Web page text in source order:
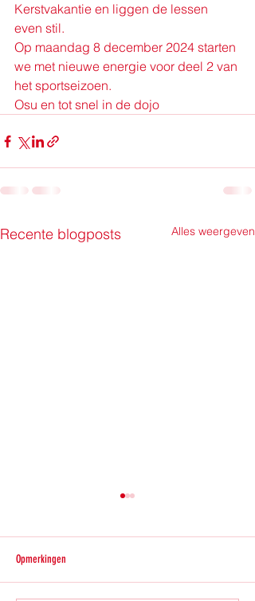
Kerstvakantie en liggen de lessen
even stil.
Op maandag 8 december 2024 starten
we met nieuwe energie voor deel 2 van
het sportseizoen.
Osu en tot snel in de dojo
Recente blogposts Alles weergeven
Opmerkingen